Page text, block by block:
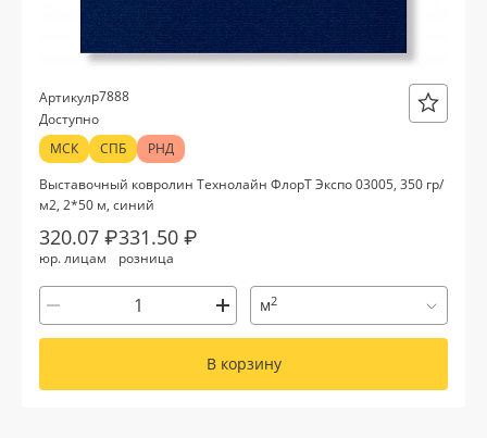
Артикулр7888
Доступно
МСК
СПБ
РНД
Выставочный ковролин Технолайн ФлорТ Экспо 03005, 350 гр/
м2, 2*50 м, синий
320.07 ₽
юр. лицам
331.50 ₽
розница
м2
В корзину